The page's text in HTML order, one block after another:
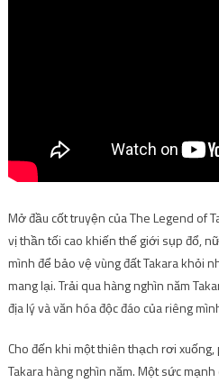
Mở đầu cốt truyện của The Legend of
vị thần tối cao khiến thế giới sụp đổ,
mình để bảo vệ vùng đất Takara khỏi
mang lại. Trải qua hàng nghìn năm
địa lý và văn hóa độc đáo của riêng
Cho đến khi một thiên thạch rơi
Takara hàng nghìn năm. Một sức